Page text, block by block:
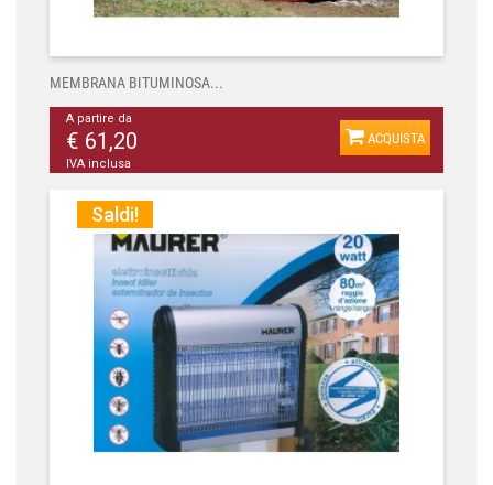
MEMBRANA BITUMINOSA...
A partire da
€ 61,20
IVA inclusa
ACQUISTA
Saldi!